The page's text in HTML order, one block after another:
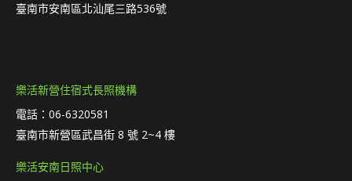
臺南市安南區北汕尾三路536號
樂活新營住宿式長照機構
電話：06-6320581
臺南市新營區武昌街 8 號 2~4 樓
樂活安南日照中心